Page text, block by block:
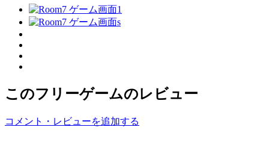
このフリーゲームのレビュー
コメント・レビューを追加する